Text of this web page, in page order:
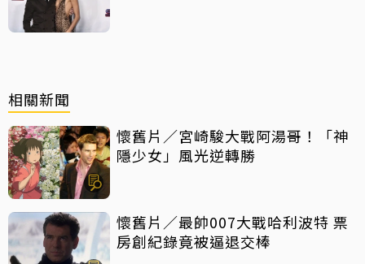
相關新聞
懷舊片／宮崎駿大戰阿湯哥！「神
隱少女」風光逆轉勝
懷舊片／最帥007大戰哈利波特 票
房創紀錄竟被逼退交棒